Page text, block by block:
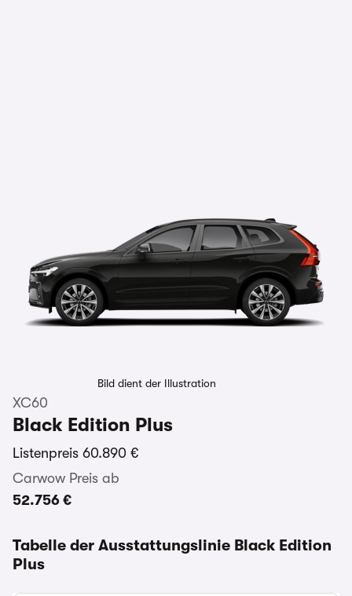
Bild dient der Illustration
XC60
Black Edition Plus
Listenpreis 60.890 €
Carwow Preis ab
52.756 €
Tabelle der Ausstattungslinie Black Edition
Plus